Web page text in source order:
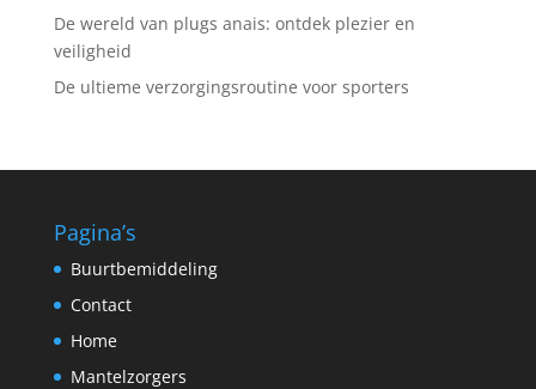
De wereld van plugs anais: ontdek plezier en
veiligheid
De ultieme verzorgingsroutine voor sporters
Pagina’s
Buurtbemiddeling
Contact
Home
Mantelzorgers